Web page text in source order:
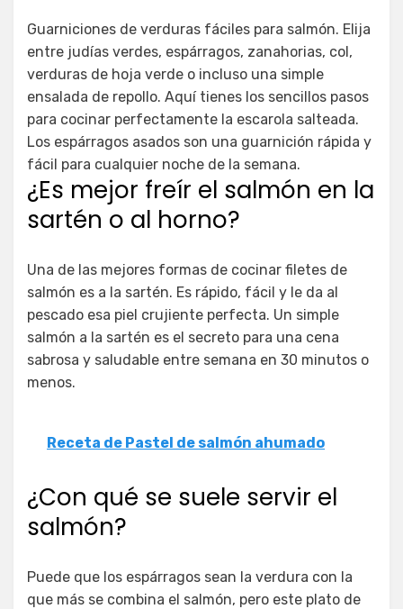
Guarniciones de verduras fáciles para salmón. Elija
entre judías verdes, espárragos, zanahorias, col,
verduras de hoja verde o incluso una simple
ensalada de repollo. Aquí tienes los sencillos pasos
para cocinar perfectamente la escarola salteada.
Los espárragos asados son una guarnición rápida y
fácil para cualquier noche de la semana.
¿Es mejor freír el salmón en la
sartén o al horno?
Una de las mejores formas de cocinar filetes de
salmón es a la sartén. Es rápido, fácil y le da al
pescado esa piel crujiente perfecta. Un simple
salmón a la sartén es el secreto para una cena
sabrosa y saludable entre semana en 30 minutos o
menos.
Receta de Pastel de salmón ahumado
¿Con qué se suele servir el
salmón?
Puede que los espárragos sean la verdura con la
que más se combina el salmón, pero este plato de